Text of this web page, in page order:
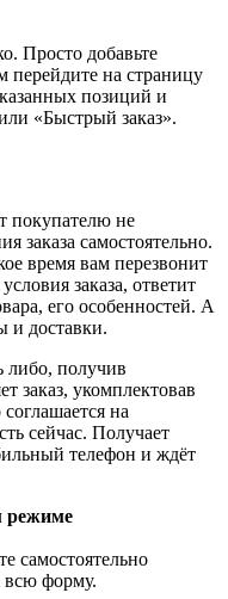
Просто добавьте
перейдите на страницу
позиций и
«Быстрый заказ».
покупателю не
заказа самостоятельно.
время вам перезвонит
заказа, ответит
его особенностей. А
и доставки.
либо, получив
заказ, укомплектовав
на
сейчас. Получает
телефон и ждёт
режиме
самостоятельно
всю форму.